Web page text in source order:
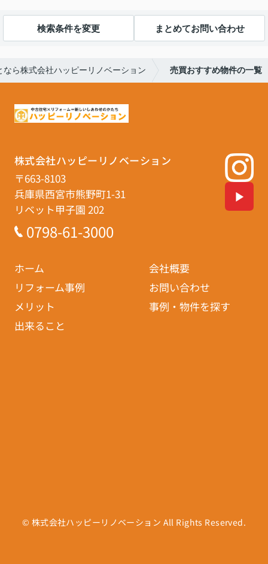
検索条件を変更 まとめてお問い合わせ
ら株式会社ハッピーリノベーション 売買おすすめ物件の一覧
株式会社ハッピーリノベーション
〒663-8103
兵庫県西宮市熊野町1-31
リベット甲子園 202
0798-61-3000
ホーム
会社概要
リフォーム事例
お問い合わせ
メリット
事例・物件を探す
出来ること
© 株式会社ハッピーリノベーション All Rights Reserved.